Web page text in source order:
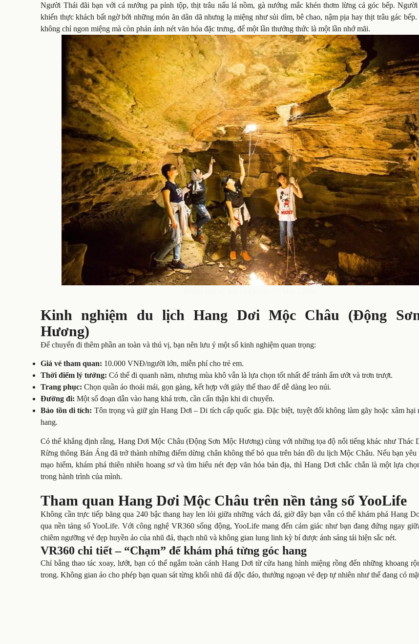
Người Thái đãi bạn với cá nướng pa pỉnh tộp, thịt trâu nấu lá nồm, gà nướng mắc khén thơm lừng cả góc bếp.
khiến thực khách bất ngờ bởi những món ăn dân dã nhưng lạ miệng như sủi dìm, bê chao, nậm pịa hay thịt trâu gác
không chỉ ngon miệng mà còn phản ánh nét văn hóa đặc trưng, để một lần thưởng thức là một lần nhớ mãi.
Kinh nghiệm du lịch Hang Dơi Mộc Châu (Động
Hương)
Để chuyến đi thêm phần an toàn và thú vị, bạn nên lưu ý một số kinh nghiệm quan trọng:
Giá vé tham quan: 10.000 VNĐ/người lớn, miễn phí cho trẻ em.
Thời điểm lý tưởng: Có thể đi quanh năm, nhưng mùa khô vẫn là lựa chọn tốt nhất để tránh ẩm ướt và trơn trượt.
Trang phục: Chọn quần áo thoải mái, gọn gàng, kết hợp với giày thể thao để dễ dàng leo núi.
Đường đi: Một số đoạn dẫn vào hang khá trơn, cần cẩn thận khi di chuyển.
Bảo tồn di tích: Tôn trọng và giữ gìn Hang Dơi – Di tích cấp quốc gia. Đặc biệt, tuyệt đối không làm gãy hoặc xâm hại
hang.
Có thể khẳng định rằng, Hang Dơi Mộc Châu (Động Sơn Mộc Hương) cùng với những tọa độ nổi tiếng khác như Thác
Rừng thông Bản Áng đã trở thành những điểm dừng chân không thể bỏ qua trên bản đồ du lịch Mộc Châu. Nếu bạn
mạo hiểm, khám phá thiên nhiên hoang sơ và tìm hiểu nét đẹp văn hóa bản địa, thì Hang Dơi chắc chắn là một lựa
trong hành trình của mình.
Tham quan Hang Dơi Mộc Châu trên nền tảng số YooLife
Không cần trực tiếp băng qua 240 bậc thang hay len lỏi giữa những vách đá, giờ đây bạn vẫn có thể khám phá Hang
qua nền tảng số YooLife. Với công nghệ VR360 sống động, YooLife mang đến cảm giác như bạn đang đứng ngay
chiêm ngưỡng vẻ đẹp huyền ảo của nhũ đá, thạch nhũ và không gian lung linh kỳ bí được ánh sáng tái hiện sắc nét.
VR360 chi tiết – “Chạm” để khám phá từng góc hang
Chỉ bằng thao tác xoay, lướt, bạn có thể ngắm toàn cảnh Hang Dơi từ cửa hang hình miệng rồng đến những khoang
trong. Không gian ảo cho phép bạn quan sát từng khối nhũ đá độc đáo, thưởng ngoạn vẻ đẹp tự nhiên như thể đang có